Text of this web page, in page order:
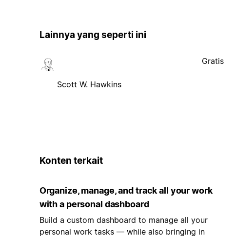
Lainnya yang seperti ini
Scott W. Hawkins
Gratis
Konten terkait
Organize, manage, and track all your work
with a personal dashboard
Build a custom dashboard to manage all your
personal work tasks — while also bringing in